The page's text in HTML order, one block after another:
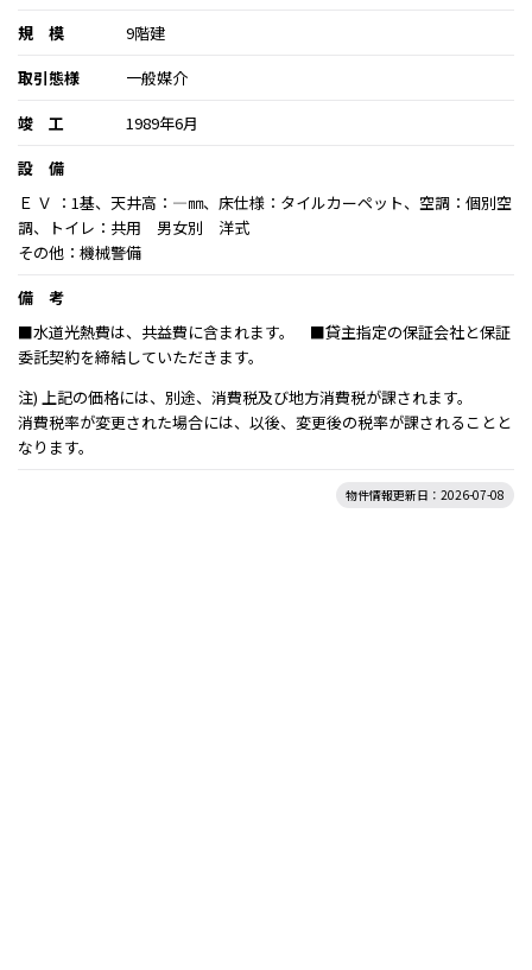
規 模
9階建
取引態様
一般媒介
竣 工
1989年6月
設 備
Ｅ Ｖ ：1基、天井高：―㎜、床仕様：タイルカーペット、空調：個別空
調、トイレ：共用 男女別 洋式
その他：機械警備
備 考
■水道光熱費は、共益費に含まれます。 ■貸主指定の保証会社と保証
委託契約を締結していただきます。
注) 上記の価格には、別途、消費税及び地方消費税が課されます。
消費税率が変更された場合には、以後、変更後の税率が課されることと
なります。
物件情報更新日：2026-07-08